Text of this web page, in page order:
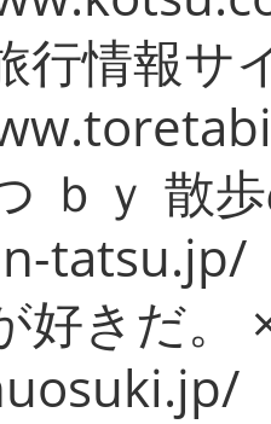
行情報サ
ｂｙ 散
tatsu.jp/
好きだ。